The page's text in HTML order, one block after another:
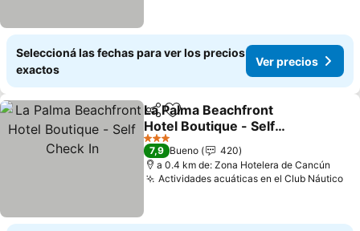
Seleccioná las fechas para ver los precios
exactos
Ver precios
CompartirAñadir a favoritos
La Palma Beachfront
Hotel Boutique - Self
Check In
Ver precios
3 Estrellas
7,9 Bueno
420
a 0.4 km de: Zona Hotelera de Cancún
Actividades acuáticas en el Club Náutico